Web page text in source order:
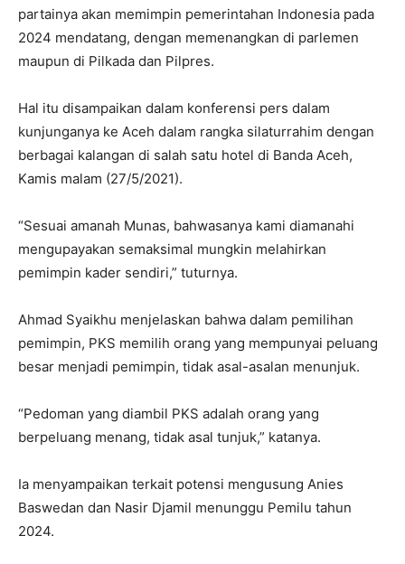
partainya akan memimpin pemerintahan Indonesia pada
2024 mendatang, dengan memenangkan di parlemen
maupun di Pilkada dan Pilpres.
Hal itu disampaikan dalam konferensi pers dalam
kunjunganya ke Aceh dalam rangka silaturrahim dengan
berbagai kalangan di salah satu hotel di Banda Aceh,
Kamis malam (27/5/2021).
“Sesuai amanah Munas, bahwasanya kami diamanahi
mengupayakan semaksimal mungkin melahirkan
pemimpin kader sendiri,” tuturnya.
Ahmad Syaikhu menjelaskan bahwa dalam pemilihan
pemimpin, PKS memilih orang yang mempunyai peluang
besar menjadi pemimpin, tidak asal-asalan menunjuk.
“Pedoman yang diambil PKS adalah orang yang
berpeluang menang, tidak asal tunjuk,” katanya.
Ia menyampaikan terkait potensi mengusung Anies
Baswedan dan Nasir Djamil menunggu Pemilu tahun
2024.